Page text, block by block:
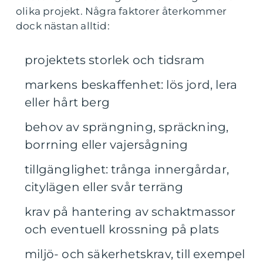
olika projekt. Några faktorer återkommer
dock nästan alltid:
projektets storlek och tidsram
markens beskaffenhet: lös jord, lera
eller hårt berg
behov av sprängning, spräckning,
borrning eller vajersågning
tillgänglighet: trånga innergårdar,
citylägen eller svår terräng
krav på hantering av schaktmassor
och eventuell krossning på plats
miljö- och säkerhetskrav, till exempel